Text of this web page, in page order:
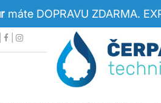
máte DOPRAVU ZDARMA.